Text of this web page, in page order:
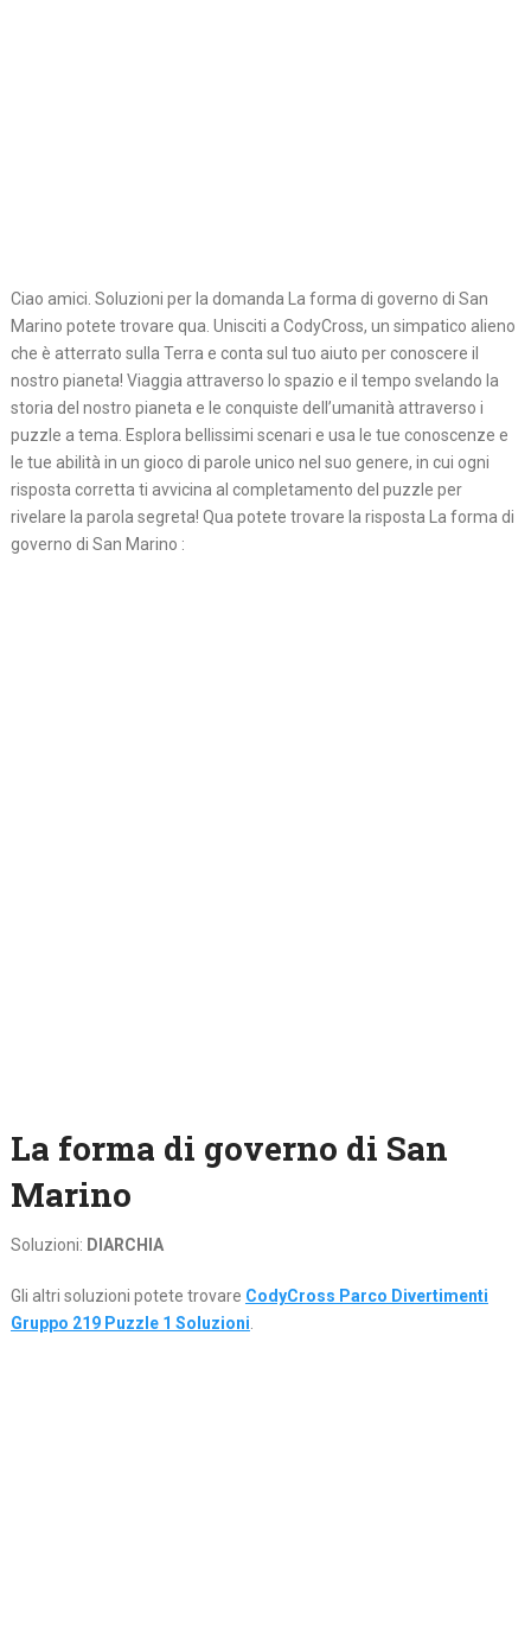
Ciao amici. Soluzioni per la domanda La forma di governo di San
Marino potete trovare qua. Unisciti a CodyCross, un simpatico alieno
che è atterrato sulla Terra e conta sul tuo aiuto per conoscere il
nostro pianeta! Viaggia attraverso lo spazio e il tempo svelando la
storia del nostro pianeta e le conquiste dell’umanità attraverso i
puzzle a tema. Esplora bellissimi scenari e usa le tue conoscenze e
le tue abilità in un gioco di parole unico nel suo genere, in cui ogni
risposta corretta ti avvicina al completamento del puzzle per
rivelare la parola segreta! Qua potete trovare la risposta La forma di
governo di San Marino :
La forma di governo di San
Marino
Soluzioni: DIARCHIA
Gli altri soluzioni potete trovare CodyCross Parco Divertimenti
Gruppo 219 Puzzle 1 Soluzioni.